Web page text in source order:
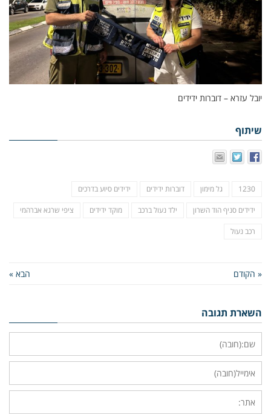
יובל עזרא – דוברות ידידים
שיתוף
1230 גל מימון דוברות ידידים ידידים סיוע בדרכים
ידידים סניף הוד השרון ילד נעול ברכב מוקד ידידים ציפי שרגא אברהמי
רכב נעול
« הקודם הבא »
השארת תגובה